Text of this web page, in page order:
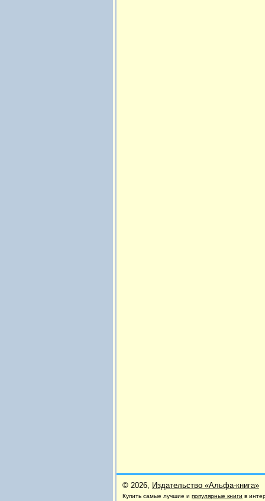
© 2026, Издательство «Альфа-книга»
Купить самые лучшие и популярные книги в